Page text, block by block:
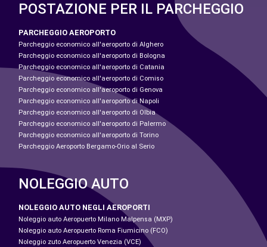
POSTAZIONE PER IL PARCHEGGIO
PARCHEGGIO AEROPORTO
Parcheggio economico all'aeroporto di Alghero
Parcheggio economico all'aeroporto di Bologna
Parcheggio economico all'aeroporto di Catania
Parcheggio economico all'aeroporto di Comiso
Parcheggio economico all'aeroporto di Genova
Parcheggio economico all'aeroporto di Napoli
Parcheggio economico all'aeroporto di Olbia
Parcheggio economico all'aeroporto di Palermo
Parcheggio economico all'aeroporto di Torino
Parcheggio Aeroporto Bergamo-Orio al Serio
NOLEGGIO AUTO
NOLEGGIO AUTO NEGLI AEROPORTI
Noleggio auto Aeropuerto Milano Malpensa (MXP)
Noleggio auto Aeropuerto Roma Fiumicino (FCO)
Noleggio zuto Aeropuerto Venezia (VCE)